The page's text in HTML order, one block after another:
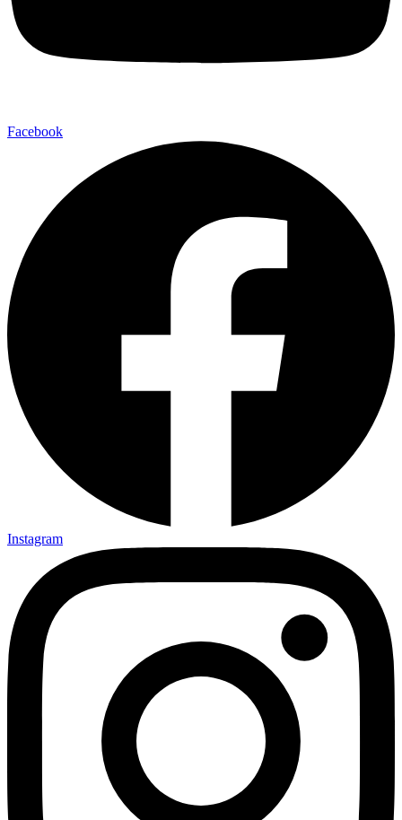
Facebook
Instagram